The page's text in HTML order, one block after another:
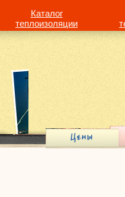
Каталог
теплоизоляции